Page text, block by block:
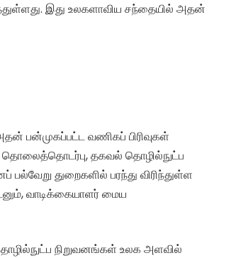
இது உலகளாவிய சந்தையில் அதன்
பன்முகப்பட்ட வணிகப் பிரிவுகள்
தகவல் தொழில்நுட்ப
துறைகளில் பரந்து விரிந்துள்ள
வாடிக்கையாளர் மைய
நிறுவனங்கள் உலக அளவில்